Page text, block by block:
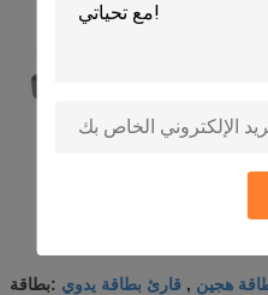
بطاقة: قارئ بطاقة يدوي , هجين